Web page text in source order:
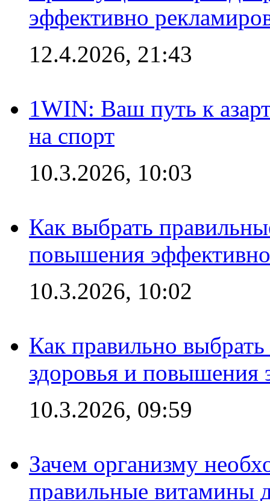
эффективно
12.4.2026, 21:43
1WIN: Ваш путь к
на спорт
10.3.2026, 10:03
Как выбрать
повышения
10.3.2026, 10:02
Как правильно
здоровья и повышения
10.3.2026, 09:59
Зачем организму
правильные витамины